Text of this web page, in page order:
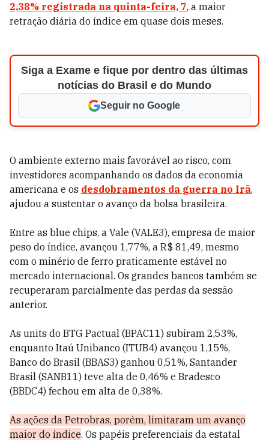
2,38% registrada na quinta-feira, 7, a maior
retração diária do índice em quase dois meses.
Siga a Exame e fique por dentro das últimas
notícias do Brasil e do Mundo
Seguir no Google
O ambiente externo mais favorável ao risco, com
investidores acompanhando os dados da economia
americana e os desdobramentos da guerra no Irã,
ajudou a sustentar o avanço da bolsa brasileira.
Entre as blue chips, a Vale (VALE3), empresa de maior
peso do índice, avançou 1,77%, a R$ 81,49, mesmo
com o minério de ferro praticamente estável no
mercado internacional. Os grandes bancos também se
recuperaram parcialmente das perdas da sessão
anterior.
As units do BTG Pactual (BPAC11) subiram 2,53%,
enquanto Itaú Unibanco (ITUB4) avançou 1,15%,
Banco do Brasil (BBAS3) ganhou 0,51%, Santander
Brasil (SANB11) teve alta de 0,46% e Bradesco
(BBDC4) fechou em alta de 0,38%.
As ações da Petrobras, porém, limitaram um avanço
maior do índice. Os papéis preferenciais da estatal